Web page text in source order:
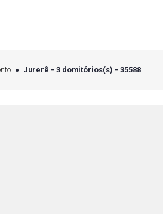
Jurerê - 3 domitórios(s) - 35588